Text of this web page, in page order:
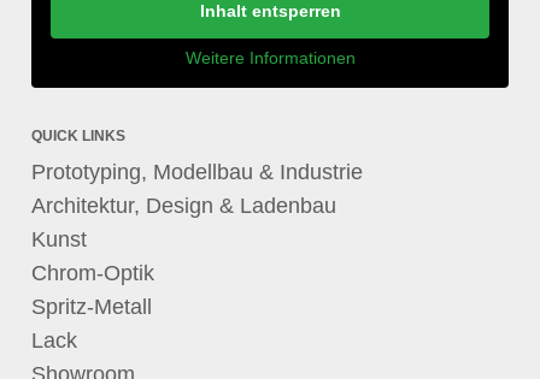
Inhalt entsperren
Weitere Informationen
QUICK LINKS
Prototyping, Modellbau & Industrie
Architektur, Design & Ladenbau
Kunst
Chrom-Optik
Spritz-Metall
Lack
Showroom